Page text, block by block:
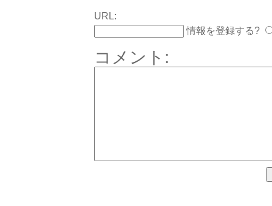
URL:
情報を登録する?
コメント: